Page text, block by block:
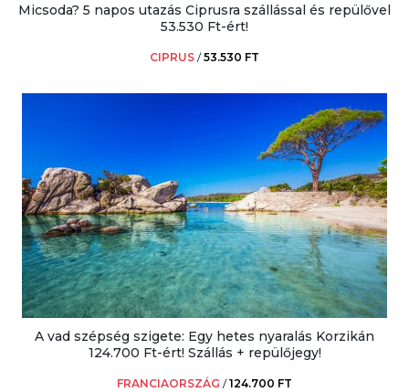
Micsoda? 5 napos utazás Ciprusra szállással és repülővel
53.530 Ft-ért!
CIPRUS /53.530 FT
A vad szépség szigete: Egy hetes nyaralás Korzikán
124.700 Ft-ért! Szállás + repülőjegy!
FRANCIAORSZÁG /124.700 FT